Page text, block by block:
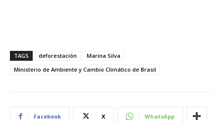
TAGS deforestación
Marina Silva
Ministerio de Ambiente y Cambio Climático de Brasil
Facebook X WhatsApp